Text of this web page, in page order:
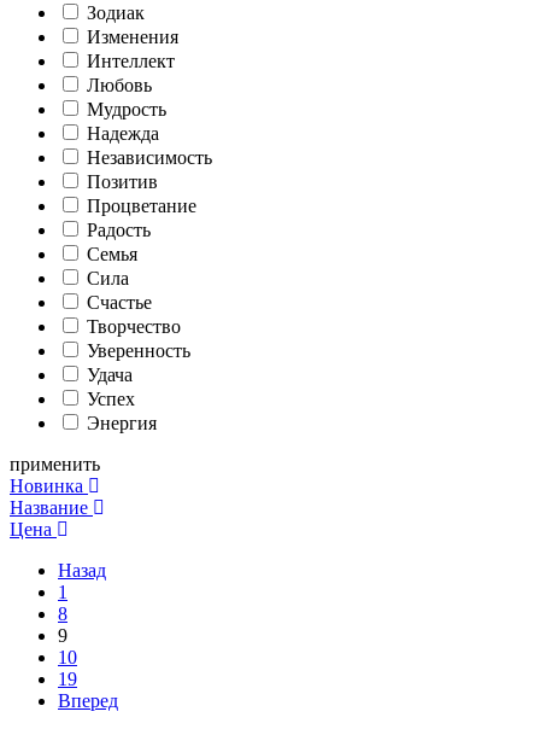
Зодиак
Изменения
Интеллект
Любовь
Мудрость
Надежда
Независимость
Позитив
Процветание
Радость
Семья
Сила
Счастье
Творчество
Уверенность
Удача
Успех
Энергия
применить
Новинка
Название
Цена
Назад
1
8
9
10
19
Вперед